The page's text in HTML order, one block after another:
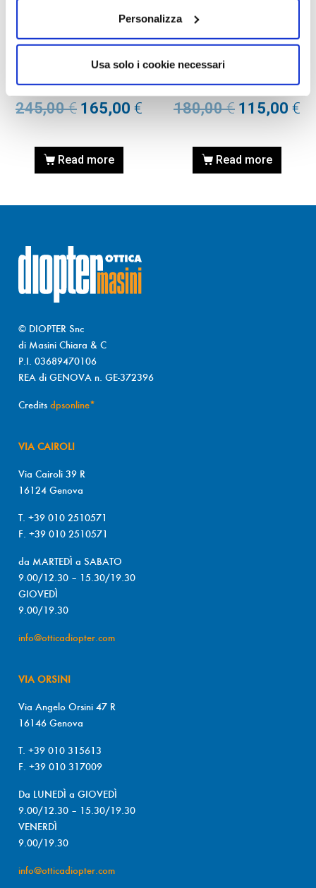
Personalizza
Usa solo i cookie necessari
OCCHIALI DA SOLE
OCCHIALE DA SOLE PERSOL
PO0649 – 96/33 LIGHT
HAVANA – Calibro 54
245,00€ 165,00 €
Read more
OCCHIALI DA SOLE
OCCHIALE DA SOLE PERSOL
PO0649 – 96/33 LIGHT
HAVANA – Calibro 52
180,00€ 115,00 €
Read more
© DIOPTER Snc
di Masini Chiara & C
P.I. 03689470106
REA di GENOVA n. GE-372396
Credits dpsonline*
VIA CAIROLI
Via Cairoli 39 R
16124 Genova
T. +39 010 2510571
F. +39 010 2510571
da MARTEDÌ a SABATO
9.00/12.30 – 15.30/19.30
GIOVEDÌ
9.00/19.30
info@otticadiopter.com
VIA ORSINI
Via Angelo Orsini 47 R
16146 Genova
T. +39 010 315613
F. +39 010 317009
Da LUNEDÌ a GIOVEDÌ
9.00/12.30 – 15.30/19.30
VENERDÌ
9.00/19.30
info@otticadiopter.com